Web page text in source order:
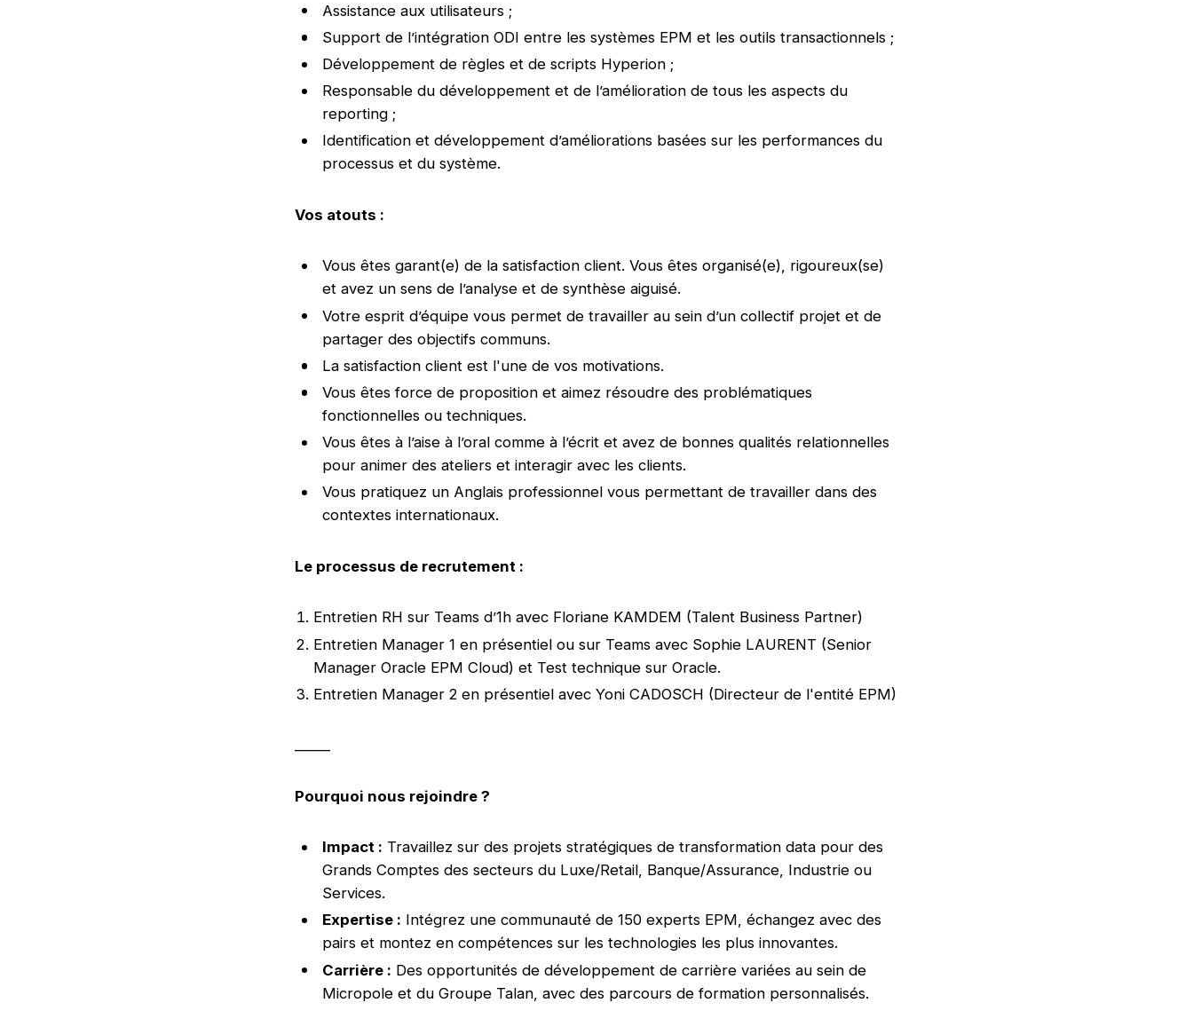
Assistance aux utilisateurs ;
Support de l’intégration ODI entre les systèmes EPM et les outils transactionnels ;
Développement de règles et de scripts Hyperion ;
Responsable du développement et de l’amélioration de tous les aspects du
reporting ;
Identification et développement d’améliorations basées sur les performances du
processus et du système.
Vos atouts :
Vous êtes garant(e) de la satisfaction client. Vous êtes organisé(e), rigoureux(se)
et avez un sens de l’analyse et de synthèse aiguisé.
Votre esprit d’équipe vous permet de travailler au sein d’un collectif projet et de
partager des objectifs communs.
La satisfaction client est l'une de vos motivations.
Vous êtes force de proposition et aimez résoudre des problématiques
fonctionnelles ou techniques.
Vous êtes à l’aise à l’oral comme à l’écrit et avez de bonnes qualités relationnelles
pour animer des ateliers et interagir avec les clients.
Vous pratiquez un Anglais professionnel vous permettant de travailler dans des
contextes internationaux.
Le processus de recrutement :
Entretien RH sur Teams d’1h avec Floriane KAMDEM (Talent Business Partner)
Entretien Manager 1 en présentiel ou sur Teams avec Sophie LAURENT (Senior
Manager Oracle EPM Cloud) et Test technique sur Oracle.
Entretien Manager 2 en présentiel avec Yoni CADOSCH (Directeur de l'entité EPM)
Pourquoi nous rejoindre ?
Impact : Travaillez sur des projets stratégiques de transformation data pour des
Grands Comptes des secteurs du Luxe/Retail, Banque/Assurance, Industrie ou
Services.
Expertise : Intégrez une communauté de 150 experts EPM, échangez avec des
pairs et montez en compétences sur les technologies les plus innovantes.
Carrière : Des opportunités de développement de carrière variées au sein de
Micropole et du Groupe Talan, avec des parcours de formation personnalisés.